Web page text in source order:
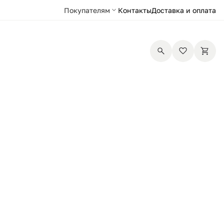
Покупателям КонтактыДоставка и оплата